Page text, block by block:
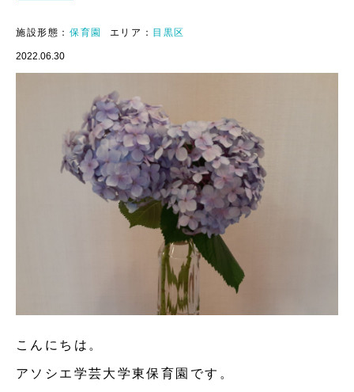
施設形態： 保育園 エリア： 目黒区
2022.06.30
こんにちは。
アソシエ学芸大学東保育園です。